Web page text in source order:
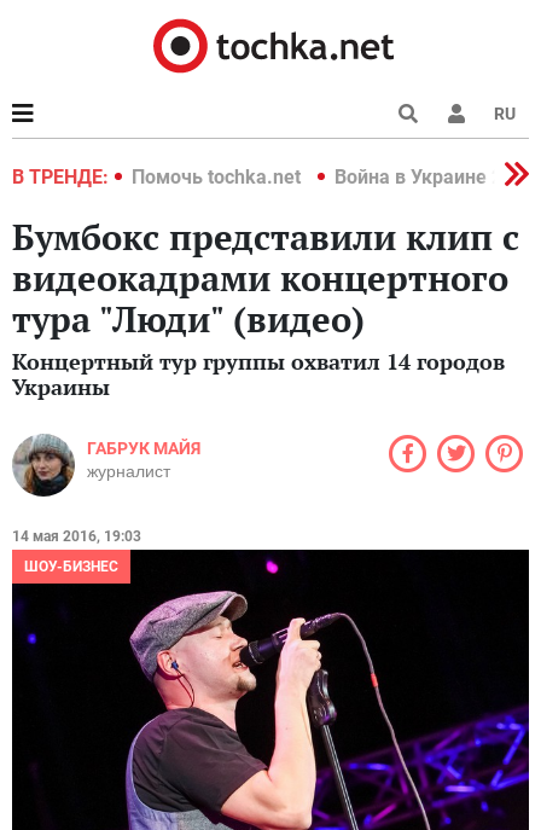
RU
В ТРЕНДЕ:
2022 Помочь tochka.net Война в Украине 2022
Бумбокс представили клип с
видеокадрами концертного
тура "Люди" (видео)
Концертный тур группы охватил 14 городов
Украины
ГАБРУК МАЙЯ
журналист
14 мая 2016, 19:03
ШОУ-БИЗНЕС